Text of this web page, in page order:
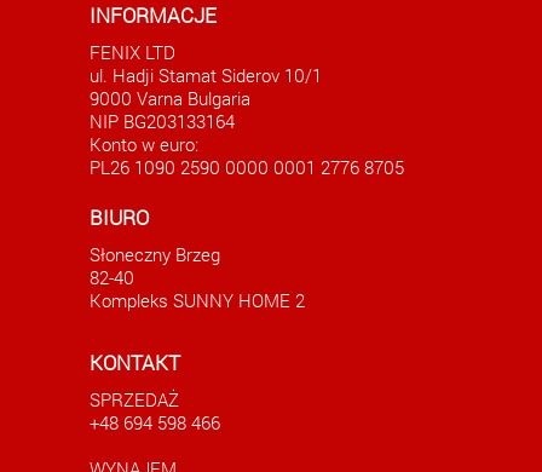
Studio w Słonecznym Brzegu
42500.00 EUR
INFORMACJE
FENIX LTD
ul. Hadji Stamat Siderov 10/1
9000 Varna Bulgaria
NIP BG203133164
Konto w euro:
PL26 1090 2590 0000 0001 2776 8705
BIURO
Słoneczny Brzeg
82-40
Kompleks SUNNY HOME 2
KONTAKT
SPRZEDAŻ
+48 694 598 466